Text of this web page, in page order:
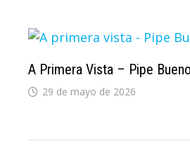
A Primera Vista – Pipe Bueno
29 de mayo de 2026